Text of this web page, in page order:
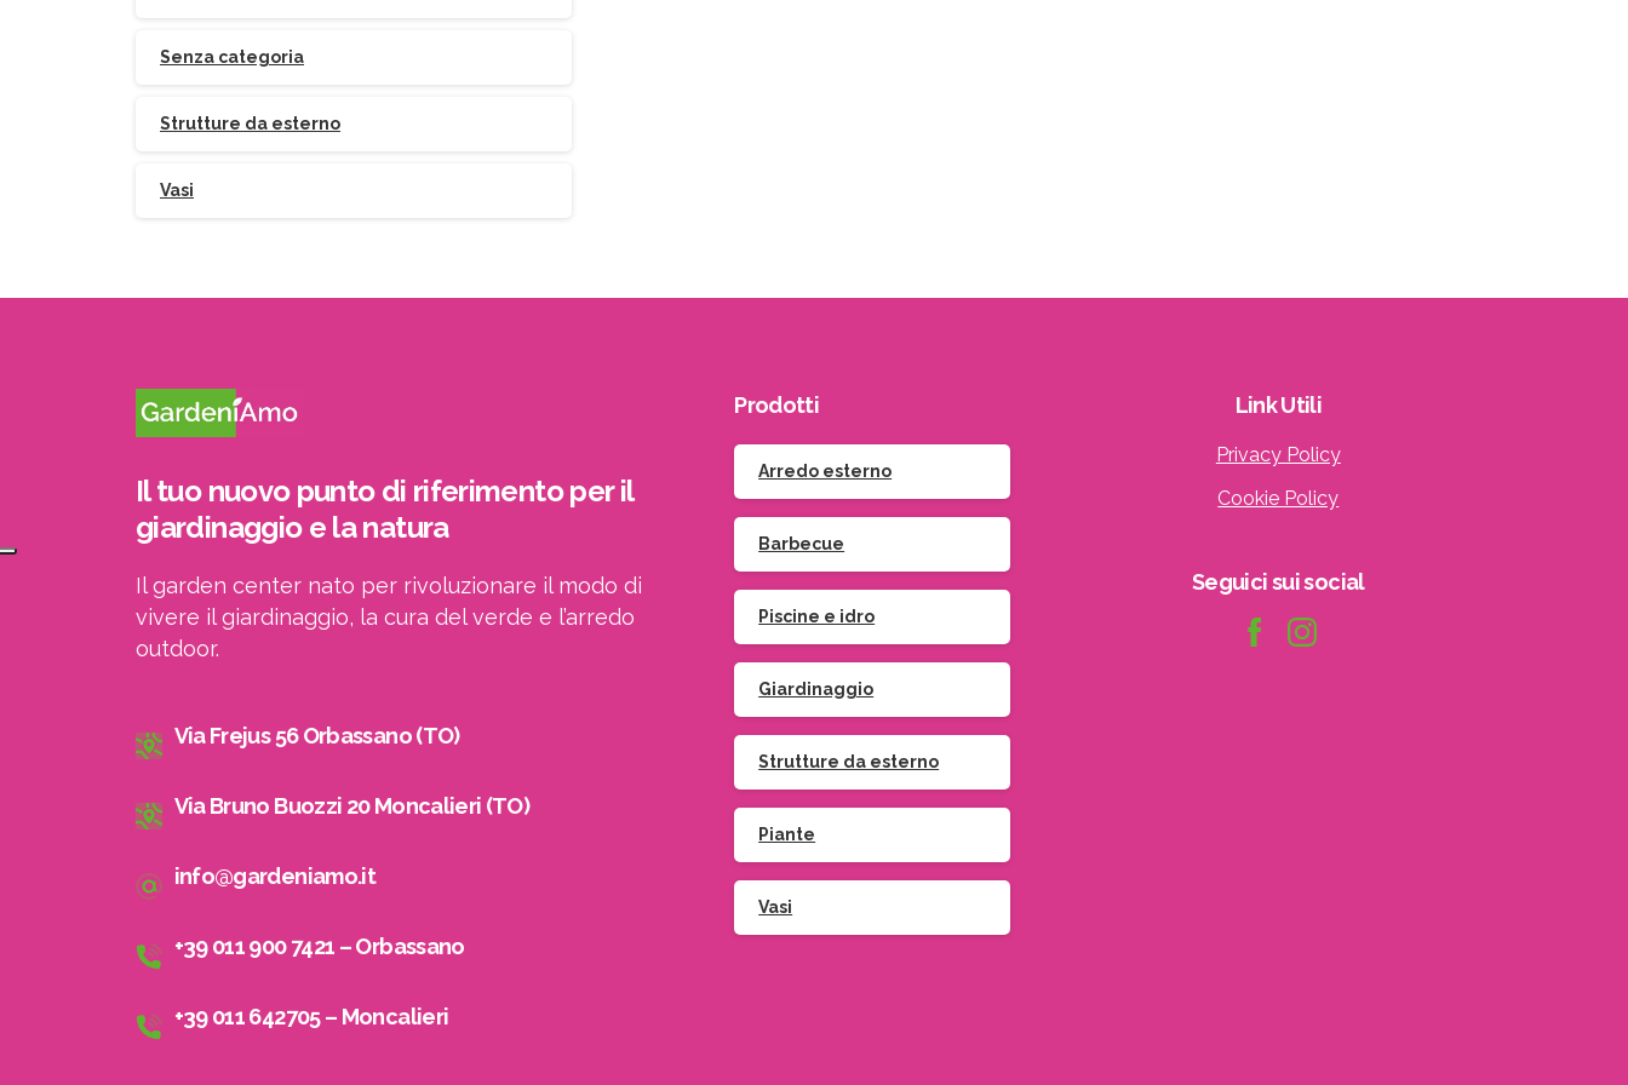
Senza categoria
Strutture da esterno
Vasi
Il tuo nuovo punto di riferimento per il
giardinaggio e la natura
Il garden center nato per rivoluzionare il modo di
vivere il giardinaggio, la cura del verde e l’arredo
outdoor.
Via Frejus 56 Orbassano (TO)
Via Bruno Buozzi 20 Moncalieri (TO)
info@gardeniamo.it
+39 011 900 7421 – Orbassano
+39 011 642705 – Moncalieri
Prodotti
Arredo esterno
Barbecue
Piscine e idro
Giardinaggio
Strutture da esterno
Piante
Vasi
LinkUtili
Privacy Policy
Cookie Policy
Seguicisuisocial